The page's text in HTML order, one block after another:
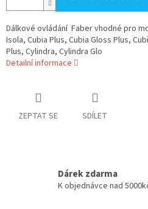
Dálkové ovládání Faber vhodné pro
Isola, Cubia Plus, Cubia Gloss Plus,
Plus, Cylindra, Cylindra Glo
Detailní informace
ZEPTAT SE SDÍLET
Dárek zdarma
K objednávce nad